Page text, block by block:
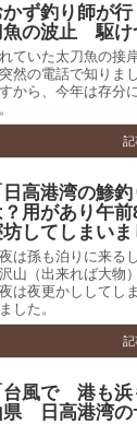
かず釣り師が
魚の波止 駆け
ていた太刀魚の接
然の電話で知りま
から、今年は存分
記
日高港湾の鯵
？用があり午
してしまいま
は孫も泊りに来る
山（出来れば大物
は夜更かししてし
した。
記
台風で 港も
県 日高港湾の